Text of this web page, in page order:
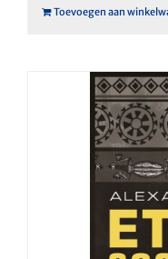
Toevoegen aan